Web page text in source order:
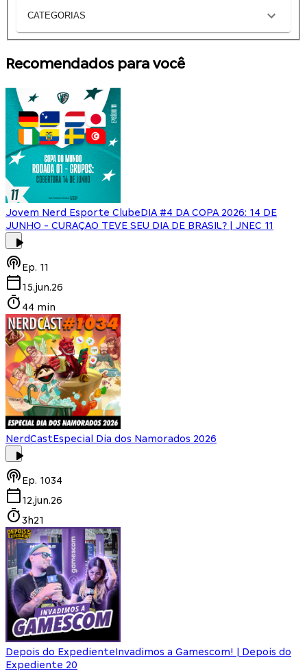
CATEGORIAS
Recomendados para você
Jovem Nerd Esporte ClubeDIA #4 DA COPA 2026: 14 DE
JUNHO - CURAÇAO TEVE SEU DIA DE BRASIL? | JNEC 11
Ep. 11
15.jun.26
44 min
NerdCastEspecial Dia dos Namorados 2026
Ep. 1034
12.jun.26
3h21
Depois do ExpedienteInvadimos a Gamescom! | Depois do
Expediente 20